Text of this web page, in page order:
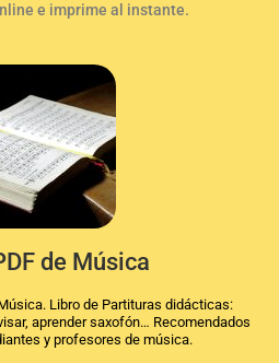
e imprime al instante.
de Música
Libro de Partituras didácticas:
aprender saxofón… Recomendados
y profesores de música.